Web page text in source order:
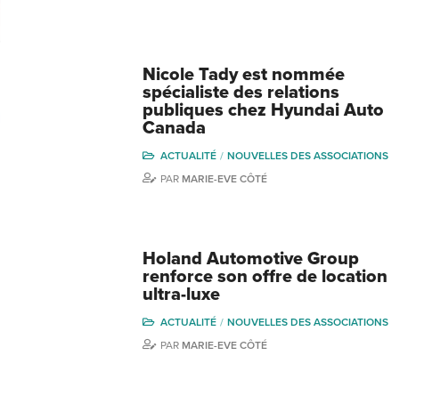
Nicole Tady est nommée
spécialiste des relations
publiques chez Hyundai Auto
Canada
ACTUALITÉ
NOUVELLES DES ASSOCIATIONS
PAR MARIE-EVE CÔTÉ
Holand Automotive Group
renforce son offre de location
ultra-luxe
ACTUALITÉ
NOUVELLES DES ASSOCIATIONS
PAR MARIE-EVE CÔTÉ